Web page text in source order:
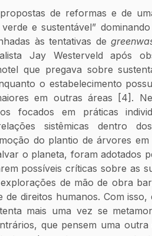
de reformas e de
e sustentável”
às tentativas de
Jay Westerveld após
que pregava sobre
o estabelecimento
em outras áreas [4].
focados em práticas
sistêmicas dentro
do plantio de árvores em
o planeta, foram adotados
possíveis críticas sobre as
de mão de obra
de direitos humanos. Com isso,
mais uma vez se
que pensem uma outra